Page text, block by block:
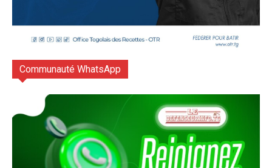
Communauté WhatsApp